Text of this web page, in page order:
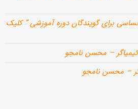
برای گویندگان دوره آموزشی ” کلیک
– محسن نامجو
– محسن نامجو